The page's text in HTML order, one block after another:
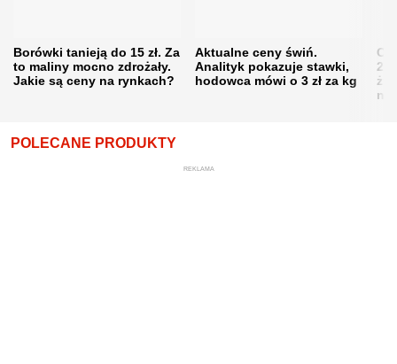
Borówki tanieją do 15 zł. Za
to maliny mocno zdrożały.
Jakie są ceny na rynkach?
Aktualne ceny świń.
Analityk pokazuje stawki,
hodowca mówi o 3 zł za kg
POLECANE PRODUKTY
REKLAMA